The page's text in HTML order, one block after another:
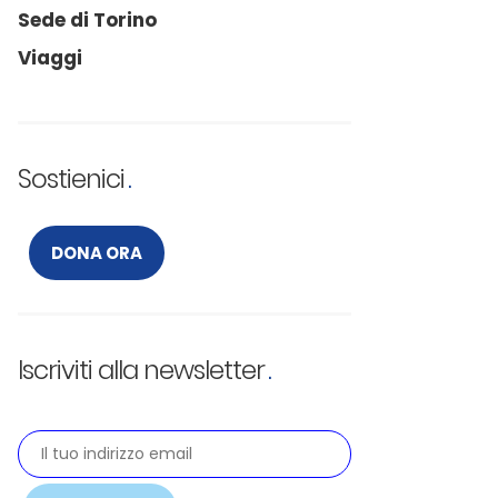
Sede di Torino
Viaggi
Sostienici
DONA ORA
Iscriviti alla newsletter